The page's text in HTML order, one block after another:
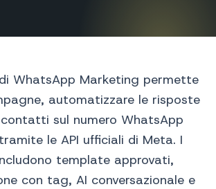
WhatsApp Marketing permette
automatizzare le risposte
sul numero WhatsApp
le API ufficiali di Meta. I
template approvati,
con tag, AI conversazionale e